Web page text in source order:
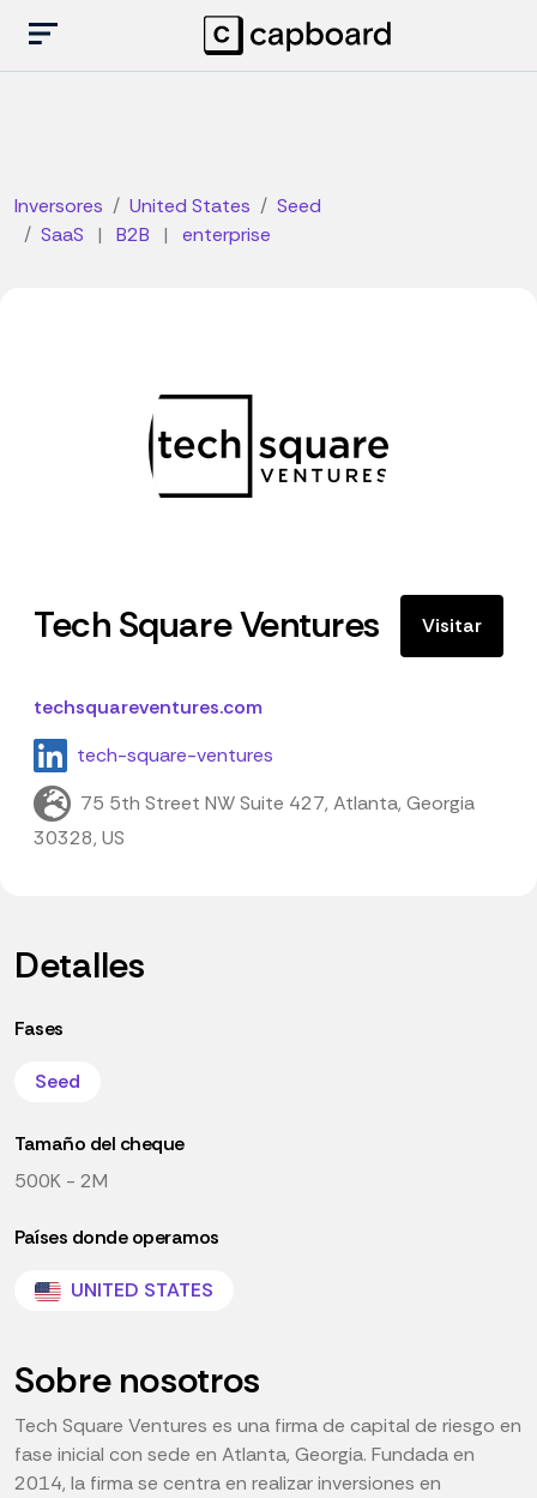
Inversores United States
Seed
SaaS
| B2B | enterprise
Tech Square Ventures Visitar
techsquareventures.com
tech-square-ventures
75 5th Street NW Suite 427, Atlanta, Georgia
30328, US
Detalles
Fases
Seed
Tamaño del cheque
500K - 2M
Países donde operamos
UNITED STATES
Sobre nosotros
Tech Square Ventures es una firma de capital de riesgo en
fase inicial con sede en Atlanta, Georgia. Fundada en
2014, la firma se centra en realizar inversiones en